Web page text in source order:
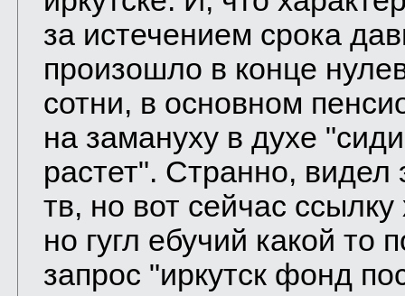
за истечением срока
произошло в конце
сотни, в основном
на замануху в духе
растет". Странно,
тв, но вот сейчас
но гугл ебучий какой то
запрос "иркутск фонд